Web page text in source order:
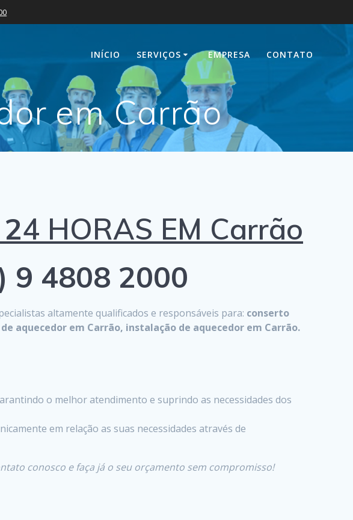
INÍCIO SERVIÇOS EMPRESA CONTATO
em Carrão
4 HORAS EM Carrão
9 4808 2000
altamente qualificados e responsáveis para: conserto
aquecedor em Carrão, instalação de aquecedor em Carrão.
o melhor atendimento e suprindo as necessidades dos
em relação as suas necessidades através de
conosco e faça já o seu orçamento sem compromisso!